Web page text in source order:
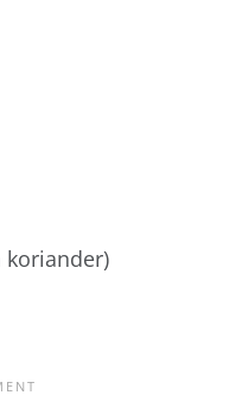
koriander)